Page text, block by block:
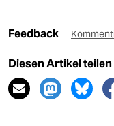
Feedback
Diesen Artikel teilen